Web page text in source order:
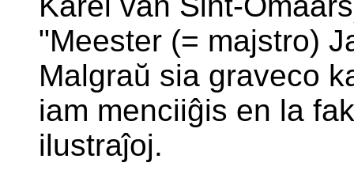
"Meester (= majstro)
Malgraŭ sia graveco
iam menciiĝis en la
ilustraĵoj.